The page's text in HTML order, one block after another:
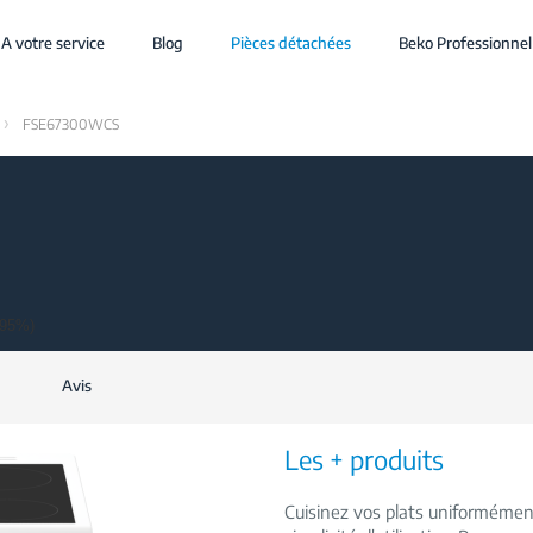
A votre service Blog Pièces détachées Beko Professionnel
FSE67300WCS
Avis
Les + produits
Cuisinez vos plats